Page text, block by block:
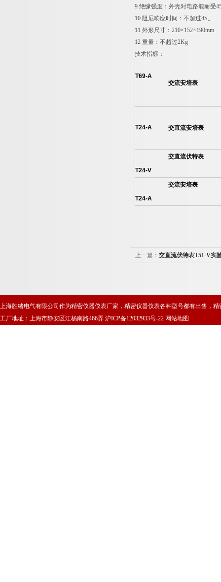
9 绝缘强度：外壳对电路能耐受
10 阻尼响应时间：不超过4S。
11 外形尺寸：210×152×190mm
12 重量：不超过2Kg
技术指标：
T69-A
交流安培表
T24-A 交直流安培表
T24-V
交直流伏特表
T24-A
交流安培表
上一篇： 交直流伏特表T51-V实
上海胜绪电气有限公司作为精密仪器仪表厂家，精密仪器仪表各种型号都有出售，
工厂地址：上海市静安区江杨南路466弄 沪ICP备12032933号-22 网站地图